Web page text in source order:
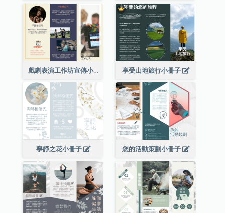
戲劇表演工作坊宣傳小冊子 享受山地旅行小冊子
寧靜之花小冊子 您的活動策劃小冊子